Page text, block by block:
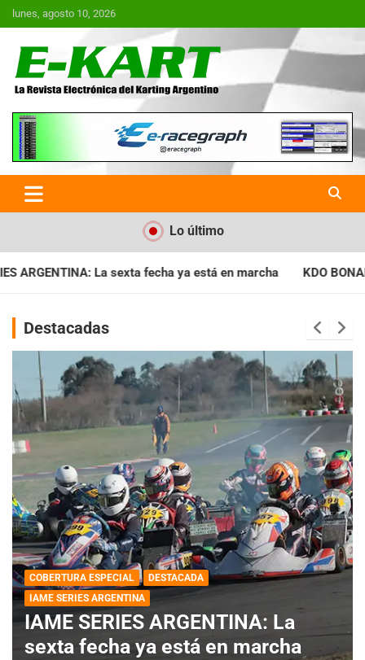
Saltar
al
lunes, agosto 10, 2026
E-Kart.com.ar | La Revista
Electrónica del Karting en
Argentina
Lo último
está en marcha KDO BONAERENSE: Con la vara bien alta,
Destacadas
COBERTURA ESPECIAL
DESTACADA
IAME SERIES ARGENTINA
IAME SERIES ARGENTINA: La
sexta fecha ya está en marcha